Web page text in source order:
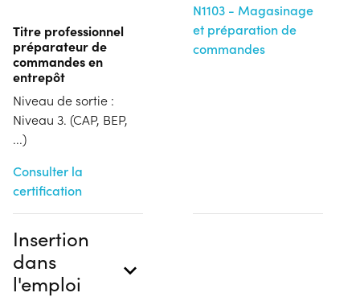
Titre professionnel
préparateur de
commandes en
entrepôt
Niveau de sortie :
Niveau 3. (CAP, BEP,
...)
Consulter la
certification
N1103 - Magasinage
et préparation de
commandes
Insertion
dans
l'emploi